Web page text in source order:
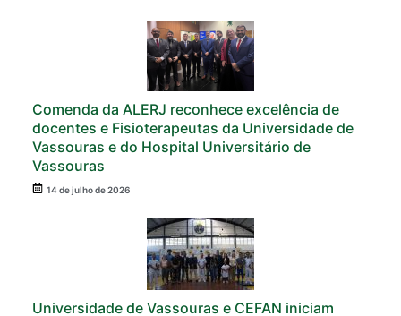
Comenda da ALERJ reconhece excelência de
docentes e Fisioterapeutas da Universidade de
Vassouras e do Hospital Universitário de
Vassouras
14 de julho de 2026
Universidade de Vassouras e CEFAN iniciam